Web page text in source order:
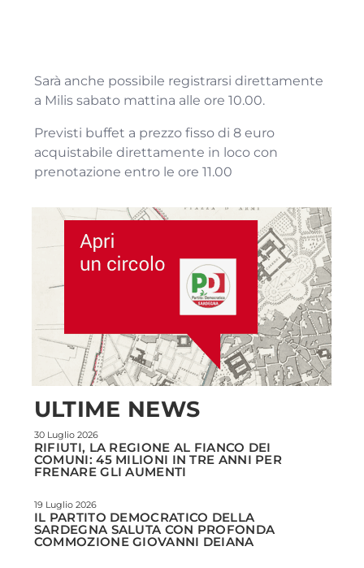
Sarà anche possibile registrarsi direttamente
a Milis sabato mattina alle ore 10.00.
Previsti buffet a prezzo fisso di 8 euro
acquistabile direttamente in loco con
prenotazione entro le ore 11.00
ULTIME NEWS
30 Luglio 2026
RIFIUTI, LA REGIONE AL FIANCO DEI
COMUNI: 45 MILIONI IN TRE ANNI PER
FRENARE GLI AUMENTI
19 Luglio 2026
IL PARTITO DEMOCRATICO DELLA
SARDEGNA SALUTA CON PROFONDA
COMMOZIONE GIOVANNI DEIANA